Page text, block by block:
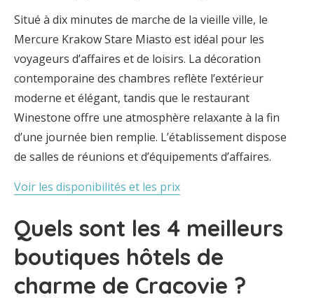
Situé à dix minutes de marche de la vieille ville, le
Mercure Krakow Stare Miasto est idéal pour les
voyageurs d’affaires et de loisirs. La décoration
contemporaine des chambres reflète l’extérieur
moderne et élégant, tandis que le restaurant
Winestone offre une atmosphère relaxante à la fin
d’une journée bien remplie. L’établissement dispose
de salles de réunions et d’équipements d’affaires.
Voir les disponibilités et les prix
Quels sont les 4 meilleurs
boutiques hôtels de
charme de Cracovie ?